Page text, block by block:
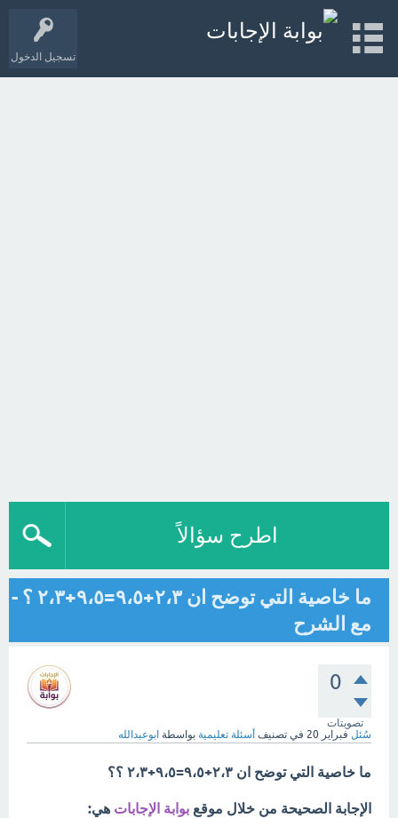
تسجيل الدخول
اطرح سؤالاً
ما خاصية التي توضح ان ٢،٣+٩،٥=٩،٥+٢،٣ ؟ -
مع الشرح
0
تصويتات
سُئل فبراير 20 في تصنيف أسئلة تعليمية بواسطة ابوعبدالله
ما خاصية التي توضح ان ٢،٣+٩،٥=٩،٥+٢،٣ ؟؟
الإجابة الصحيحة من خلال موقع بوابة الإجابات هي: